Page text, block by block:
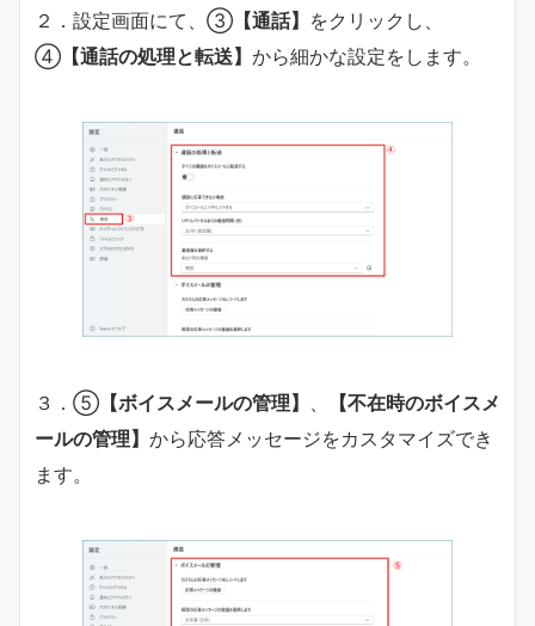
２．設定画面にて、③ 【通話】 をクリックし、
④ 【通話の処理と転送】 から細かな設定をします。
３．⑤ 【ボイスメールの管理】
【不在時のボイスメ
ールの管理】 から応答メッセージをカスタマイズでき
ます。